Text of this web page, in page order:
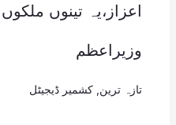
اعزاز،یہ تینوں
وزیراعظم
تازہ ترین کشمیر ڈیجیٹل